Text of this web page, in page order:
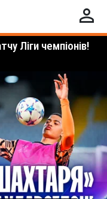
perm_identity